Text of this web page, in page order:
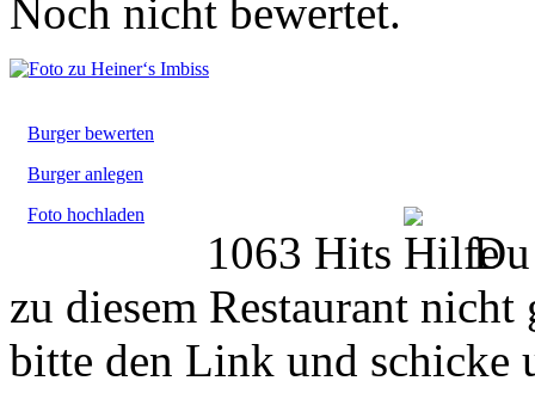
Noch nicht bewertet.
Burger bewerten
Burger anlegen
Foto hochladen
1063 Hits
zu diesem Restaurant
bitte den Link und schicke